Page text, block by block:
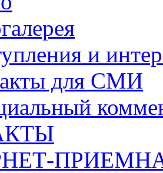
и
для СМИ